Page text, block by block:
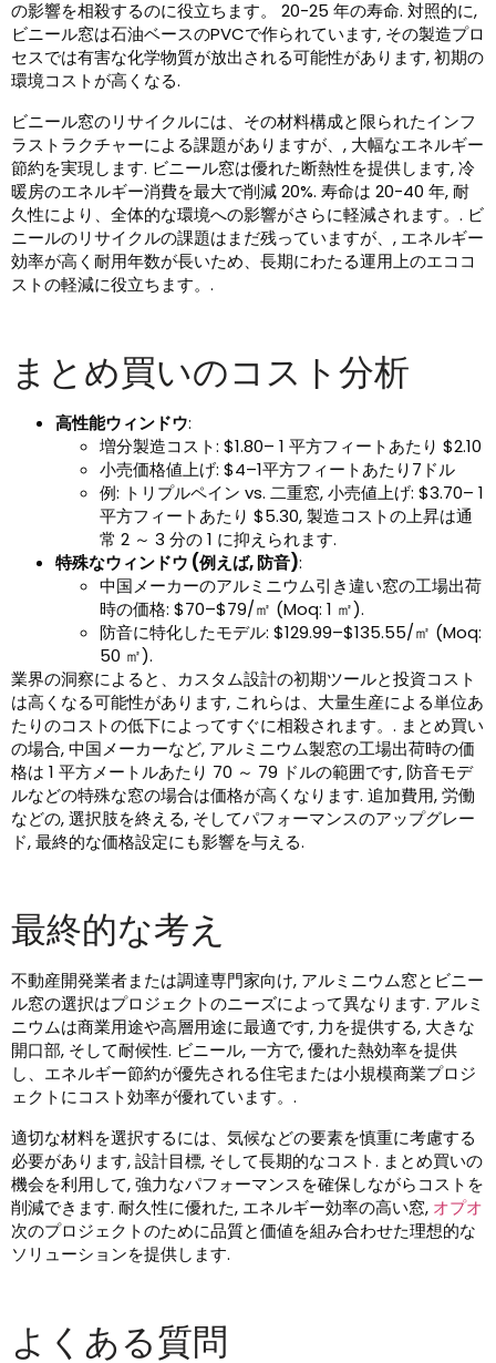
の影響を相殺するのに役立ちます。 20-25 年の寿命. 対照的に,
ビニール窓は石油ベースのPVCで作られています, その製造プロ
セスでは有害な化学物質が放出される可能性があります, 初期の
環境コストが高くなる.
ビニール窓のリサイクルには、その材料構成と限られたインフ
ラストラクチャーによる課題がありますが、, 大幅なエネルギー
節約を実現します. ビニール窓は優れた断熱性を提供します, 冷
暖房のエネルギー消費を最大で削減 20%. 寿命は 20-40 年, 耐
久性により、全体的な環境への影響がさらに軽減されます。. ビ
ニールのリサイクルの課題はまだ残っていますが、, エネルギー
効率が高く耐用年数が長いため、長期にわたる運用上のエココ
ストの軽減に役立ちます。.
まとめ買いのコスト分析
高性能ウィンドウ:
増分製造コスト: $1.80– 1 平方フィートあたり $2.10
小売価格値上げ: $4–1平方フィートあたり7ドル
例: トリプルペイン vs. 二重窓, 小売値上げ: $3.70– 1
平方フィートあたり $5.30, 製造コストの上昇は通
常 2 ～ 3 分の 1 に抑えられます.
特殊なウィンドウ (例えば, 防音):
中国メーカーのアルミニウム引き違い窓の工場出荷
時の価格: $70–$79/㎡ (Moq: 1 ㎡).
防音に特化したモデル: $129.99–$135.55/㎡ (Moq:
50 ㎡).
業界の洞察によると、カスタム設計の初期ツールと投資コスト
は高くなる可能性があります, これらは、大量生産による単位あ
たりのコストの低下によってすぐに相殺されます。. まとめ買い
の場合, 中国メーカーなど, アルミニウム製窓の工場出荷時の価
格は 1 平方メートルあたり 70 ～ 79 ドルの範囲です, 防音モデ
ルなどの特殊な窓の場合は価格が高くなります. 追加費用, 労働
などの, 選択肢を終える, そしてパフォーマンスのアップグレー
ド, 最終的な価格設定にも影響を与える.
最終的な考え
不動産開発業者または調達専門家向け, アルミニウム窓とビニー
ル窓の選択はプロジェクトのニーズによって異なります. アルミ
ニウムは商業用途や高層用途に最適です, 力を提供する, 大きな
開口部, そして耐候性. ビニール, 一方で, 優れた熱効率を提供
し、エネルギー節約が優先される住宅または小規模商業プロジ
ェクトにコスト効率が優れています。.
適切な材料を選択するには、気候などの要素を慎重に考慮する
必要があります, 設計目標, そして長期的なコスト. まとめ買いの
機会を利用して, 強力なパフォーマンスを確保しながらコストを
削減できます. 耐久性に優れた, エネルギー効率の高い窓, オプオ
次のプロジェクトのために品質と価値を組み合わせた理想的な
ソリューションを提供します.
よくある質問